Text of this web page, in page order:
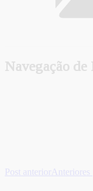
Navegação de
Post anterior Anteriores